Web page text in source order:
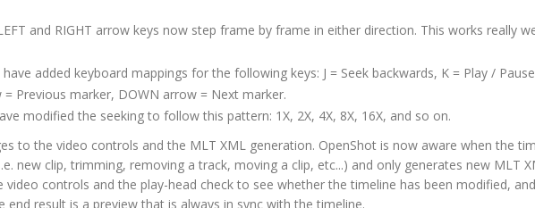
and RIGHT arrow keys now step frame by frame in either direction. This works really
have added keyboard mappings for the following keys: J = Seek backwards, K = Play /
Previous marker, DOWN arrow = Next marker.
modified the seeking to follow this pattern: 1X, 2X, 4X, 8X, 16X, and so on.
to the video controls and the MLT XML generation. OpenShot is now aware when the
new clip, trimming, removing a track, moving a clip, etc...) and only generates new MLT
video controls and the play-head check to see whether the timeline has been modified, and
end result is a preview that is always in sync with the timeline.